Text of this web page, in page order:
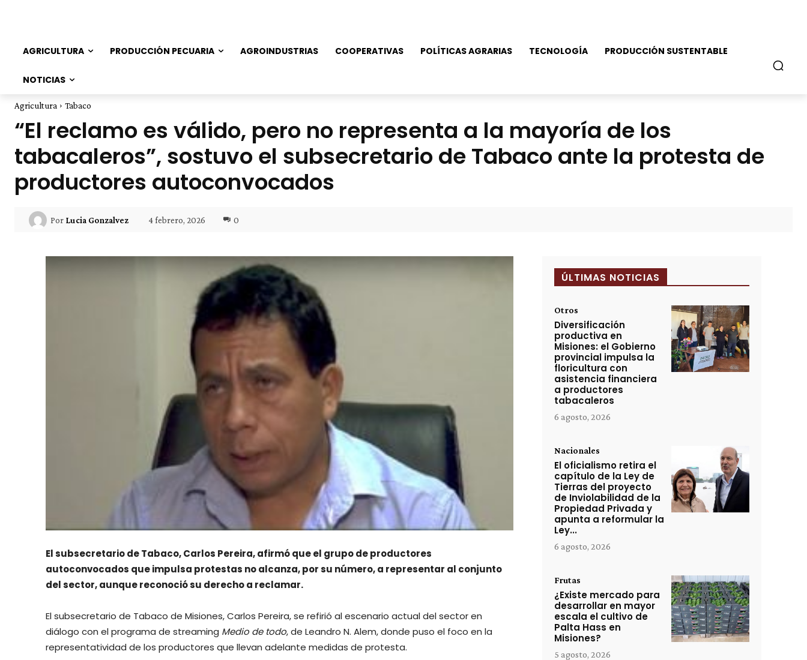
AGRICULTURA PRODUCCIÓN PECUARIA AGROINDUSTRIAS COOPERATIVAS POLÍTICAS AGRARIAS TECNOLOGÍA PRODUCCIÓN SUSTENTABLE
NOTICIAS
Agricultura Tabaco
“El reclamo es válido, pero no representa a la mayoría de los
tabacaleros”, sostuvo el subsecretario de Tabaco ante la protesta de
productores autoconvocados
Por Lucia Gonzalvez 4 febrero, 2026 0
El subsecretario de Tabaco, Carlos Pereira, afirmó que el grupo de productores
autoconvocados que impulsa protestas no alcanza, por su número, a representar al conjunto
del sector, aunque reconoció su derecho a reclamar.
El subsecretario de Tabaco de Misiones, Carlos Pereira, se refirió al escenario actual del sector en
diálogo con el programa de streaming Medio de todo, de Leandro N. Alem, donde puso el foco en la
representatividad de los productores que llevan adelante medidas de protesta.
ÚLTIMAS NOTICIAS
Otros
Diversificación
productiva en
Misiones: el Gobierno
provincial impulsa la
floricultura con
asistencia financiera
a productores
tabacaleros
6 agosto, 2026
Nacionales
El oficialismo retira el
capítulo de la Ley de
Tierras del proyecto
de Inviolabilidad de la
Propiedad Privada y
apunta a reformular la
Ley...
6 agosto, 2026
Frutas
¿Existe mercado para
desarrollar en mayor
escala el cultivo de
Palta Hass en
Misiones?
5 agosto, 2026